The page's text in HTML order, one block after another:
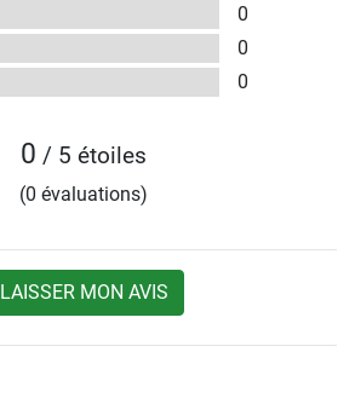
0
0
0
0 / 5 étoiles
(0 évaluations)
LAISSER MON AVIS